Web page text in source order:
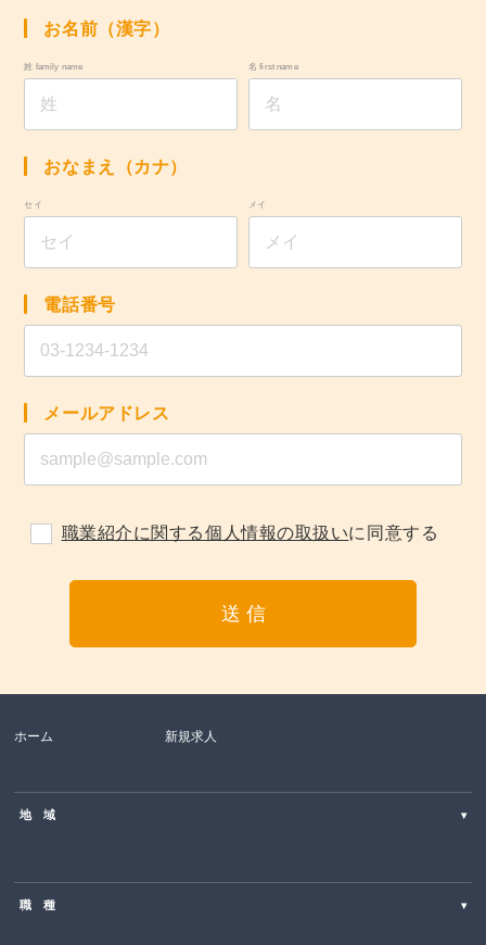
お名前（漢字）
姓 family name 名 first name
おなまえ（カナ）
セイ メイ
電話番号
メールアドレス
職業紹介に関する個人情報の取扱いに同意する
ホーム 新規求人
地 域 ▾
東北
職 種 ▾